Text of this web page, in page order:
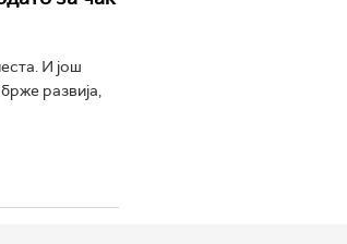
И још
развија,